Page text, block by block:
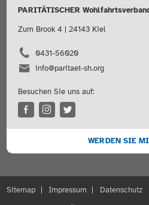
PARITÄTISCHER
Zum Brook 4 | 24143 Kiel
0431-56020
info@paritaet-sh.org
Besuchen Sie uns auf:
WERDEN SIE
Sitemap Impressum
Datenschutz